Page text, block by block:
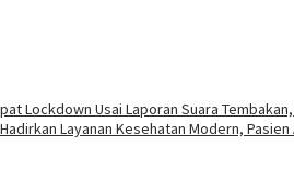
Lockdown Usai Laporan Suara
Layanan Kesehatan Modern,